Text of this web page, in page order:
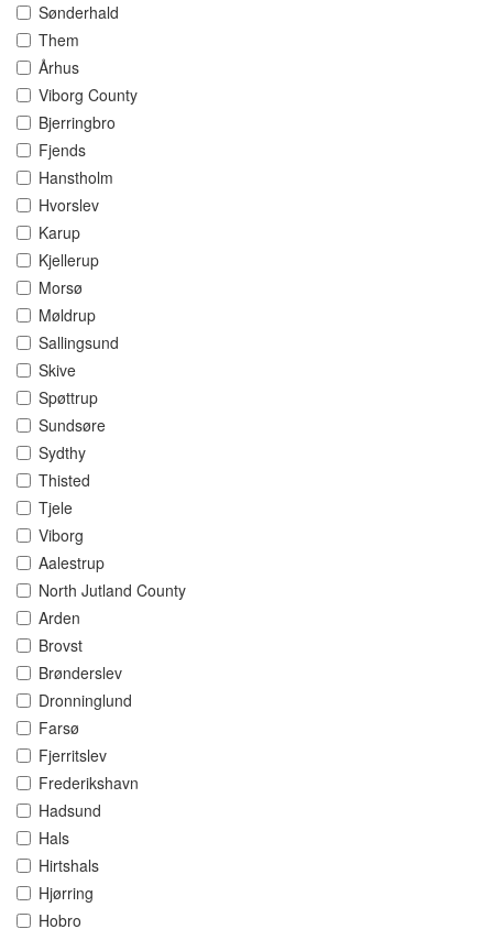
Sønderhald
Them
Århus
Viborg County
Bjerringbro
Fjends
Hanstholm
Hvorslev
Karup
Kjellerup
Morsø
Møldrup
Sallingsund
Skive
Spøttrup
Sundsøre
Sydthy
Thisted
Tjele
Viborg
Aalestrup
North Jutland County
Arden
Brovst
Brønderslev
Dronninglund
Farsø
Fjerritslev
Frederikshavn
Hadsund
Hals
Hirtshals
Hjørring
Hobro